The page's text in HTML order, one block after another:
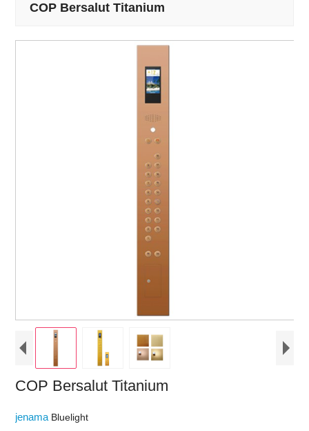
COP Bersalut Titanium
COP Bersalut Titanium
jenama Bluelight